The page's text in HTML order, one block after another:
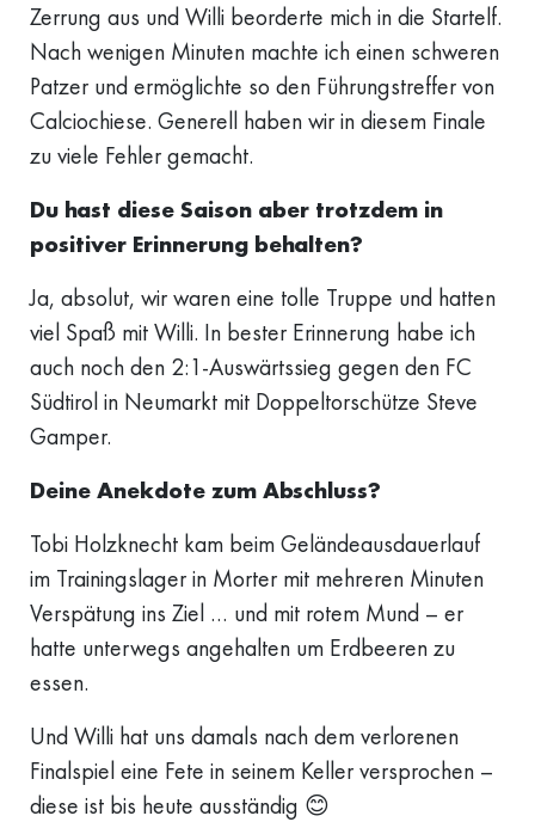
Zerrung aus und Willi beorderte mich in die Startelf.
Nach wenigen Minuten machte ich einen schweren
Patzer und ermöglichte so den Führungstreffer von
Calciochiese. Generell haben wir in diesem Finale
zu viele Fehler gemacht.
Du hast diese Saison aber trotzdem in
positiver Erinnerung behalten?
Ja, absolut, wir waren eine tolle Truppe und hatten
viel Spaß mit Willi. In bester Erinnerung habe ich
auch noch den 2:1-Auswärtssieg gegen den FC
Südtirol in Neumarkt mit Doppeltorschütze Steve
Gamper.
Deine Anekdote zum Abschluss?
Tobi Holzknecht kam beim Geländeausdauerlauf
im Trainingslager in Morter mit mehreren Minuten
Verspätung ins Ziel … und mit rotem Mund – er
hatte unterwegs angehalten um Erdbeeren zu
essen.
Und Willi hat uns damals nach dem verlorenen
Finalspiel eine Fete in seinem Keller versprochen –
diese ist bis heute ausständig 😊